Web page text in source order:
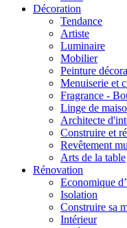
Décoration
Tendance
Artiste
Luminaire
Mobilier
Peinture
Menuiserie et
Fragrance -
Linge de
Architecte
Construire et
Revêtement
Arts de la table
Rénovation
Economique
Isolation
Construire sa
Intérieur